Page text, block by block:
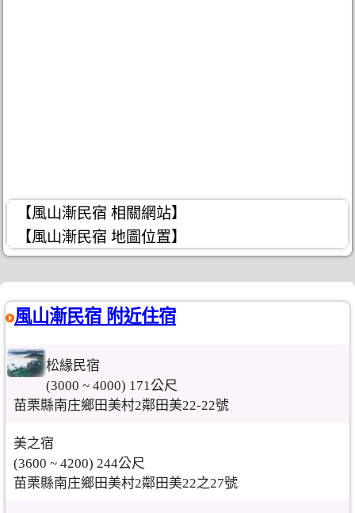
【風山漸民宿 相關網站】
【風山漸民宿 地圖位置】
風山漸民宿 附近住宿
松緣民宿
(3000 ~ 4000) 171公尺
苗栗縣南庄鄉田美村2鄰田美22-22號
美之宿
(3600 ~ 4200) 244公尺
苗栗縣南庄鄉田美村2鄰田美22之27號